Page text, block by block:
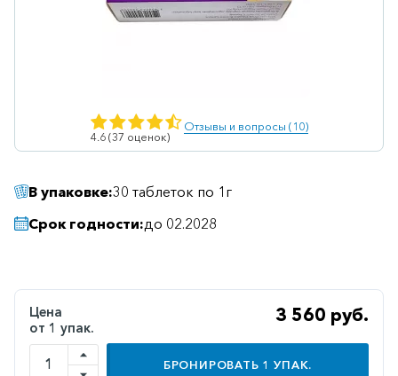
Ветеринарные
Гепатопротекторы
Диабетические
Желудочно-
кишечные
4.6 (37 оценок)
Отзывы и вопросы (10)
В упаковке:30 таблеток по 1г
Срок годности:до 02.2028
Цена
от 1 упак.
3 560 руб.
БРОНИРОВАТЬ 1 УПАК.